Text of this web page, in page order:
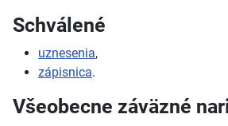
Schválené
uznesenia,
zápisnica.
Všeobecne záväzné